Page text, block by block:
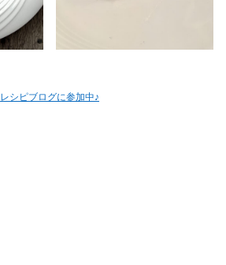
レシピブログに参加中♪